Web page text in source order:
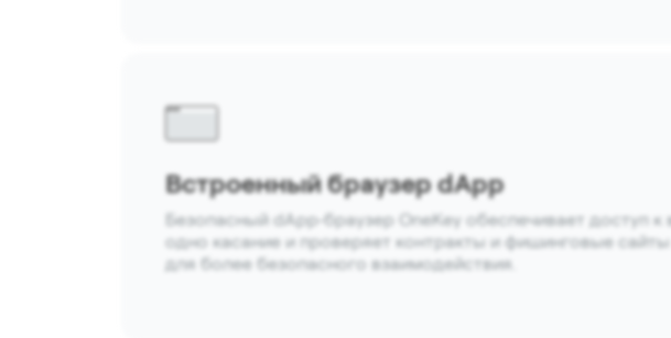
Встроенный браузер dApp
Безопасный dApp‑браузер OneKey обеспечивает доступ к
одно касание и проверяет контракты и фишинговые сайты
для более безопасного взаимодействия.